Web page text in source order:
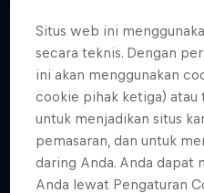
Situs web ini
secara teknis. Dengan
ini akan menggunakan
cookie pihak ketiga) atau
untuk menjadikan situs
pemasaran, dan untuk
daring Anda. Anda dapat
Anda lewat Pengaturan